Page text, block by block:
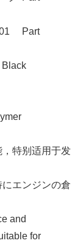
Part
特别适用于发
エンジンの倉
and
for